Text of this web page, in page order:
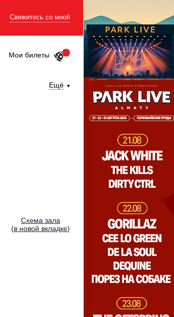
Свяжитесь со мной
Мои билеты
Ещё
Cхема зала
(в новой вкладке)